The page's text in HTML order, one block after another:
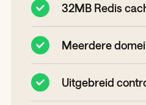
32MB Redis
Meerdere
Uitgebreid